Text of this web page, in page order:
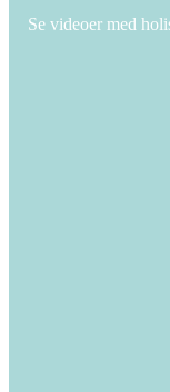
Se videoer med